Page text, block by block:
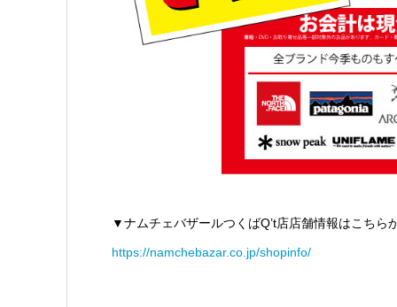
▼ナムチェバザールつくばQ’t店店舗情報はこちら
https://namchebazar.co.jp/shopinfo/